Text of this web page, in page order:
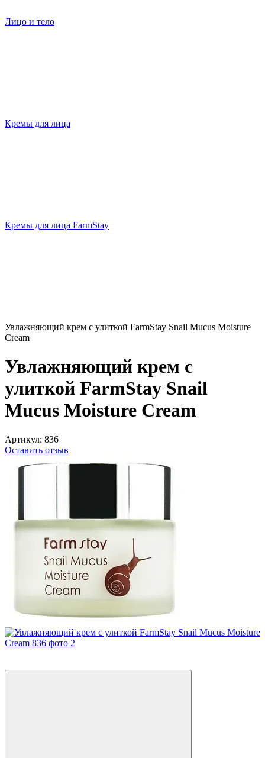
Лицо и тело
Кремы для лица
Кремы для лица FarmStay
Увлажняющий крем с улиткой FarmStay Snail Mucus Moisture
Cream
Увлажняющий крем с
улиткой FarmStay Snail
Mucus Moisture Cream
Артикул: 836
Оставить отзыв